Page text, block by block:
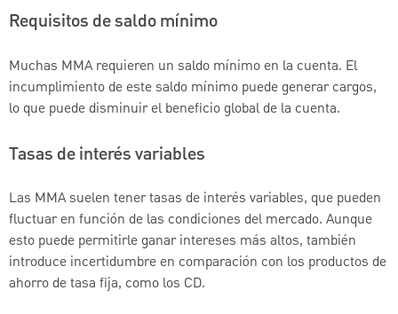
Requisitos de saldo mínimo
Muchas MMA requieren un saldo mínimo en la cuenta. El
incumplimiento de este saldo mínimo puede generar cargos,
lo que puede disminuir el beneficio global de la cuenta.
Tasas de interés variables
Las MMA suelen tener tasas de interés variables, que pueden
fluctuar en función de las condiciones del mercado. Aunque
esto puede permitirle ganar intereses más altos, también
introduce incertidumbre en comparación con los productos de
ahorro de tasa fija, como los CD.